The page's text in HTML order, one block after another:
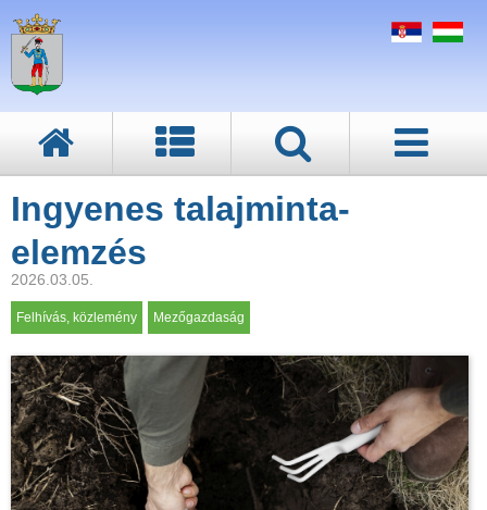
Ingyenes talajminta-
elemzés
2026.03.05.
Felhívás, közlemény Mezőgazdaság